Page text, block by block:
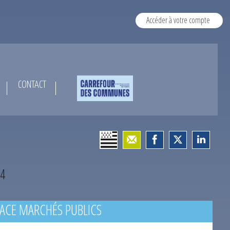
Accéder à votre compte
CONTACT
MARCHÉS PUBLICS